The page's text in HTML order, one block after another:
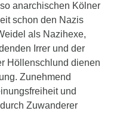
anarchischen Kölner
schon den Nazis
als Nazihexe,
Irrer und der
Höllenschlund dienen
Zunehmend
und
Zuwanderer